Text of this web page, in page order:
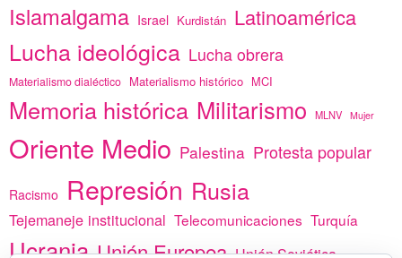
Islamalgama Israel Kurdistán Latinoamérica
Lucha ideológica Lucha obrera
Materialismo dialéctico Materialismo histórico MCI
Memoria histórica Militarismo MLNV Mujer
Oriente Medio Palestina Protesta popular
Racismo Represión Rusia
Tejemaneje institucional Telecomunicaciones Turquía
Ucrania Unión Europea